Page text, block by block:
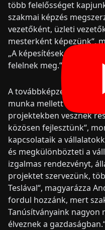
több felelősséget
szakmai képzés
vezetőként, üzleti
mesterként képezünk“,
„A képesítések egy
felelnek meg.“
A továbbképzés teljes
munka mellett történik.
projektekben vesznek
közösen fejlesztünk“,
kapcsolataik a
és megkülönbözteti a
izgalmas rendezvényt,
projektet szervezünk,
Teslával“, magyarázza
fordul hozzánk, mert
Tanúsítványaink nagyon
élveznek a